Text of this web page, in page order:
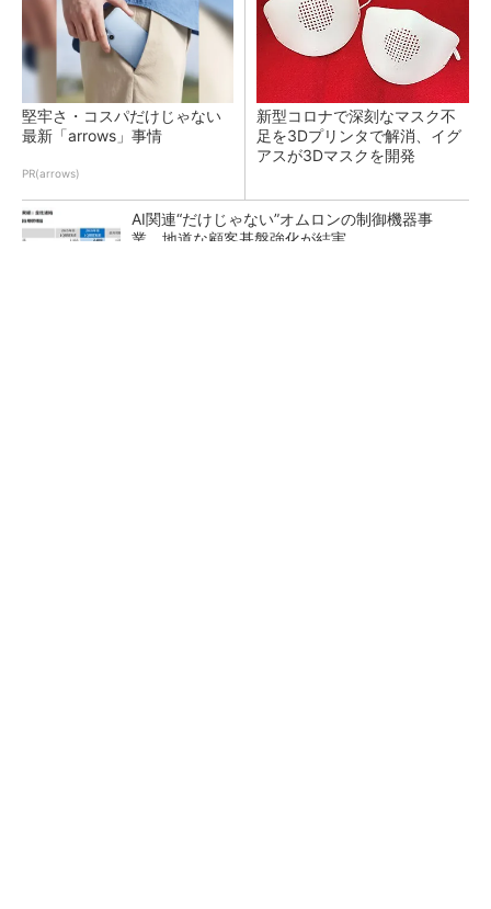
堅牢さ・コスパだけじゃない
最新「arrows」事情
PR(arrows)
新型コロナで深刻なマスク不
足を3Dプリンタで解消、イグ
アスが3Dマスクを開発
AI関連“だけじゃない”オムロンの制御機器事
業、地道な顧客基盤強化が結実